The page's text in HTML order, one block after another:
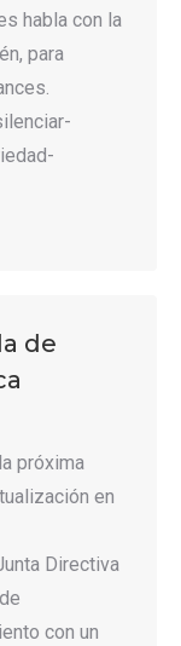
habla con la
para
de
próxima
en
Directiva
con un